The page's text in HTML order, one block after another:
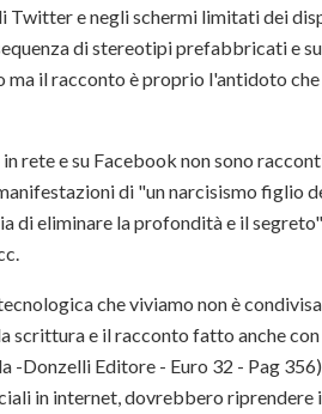
Twitter e negli schermi limitati dei
di stereotipi prefabbricati e
ma il racconto è proprio l'antidoto
rete e su Facebook non sono
di "un narcisismo figlio
di eliminare la profondità e il
che viviamo non è
scrittura e il racconto fatto anche
-Donzelli Editore - Euro 32 - Pag
in internet, dovrebbero